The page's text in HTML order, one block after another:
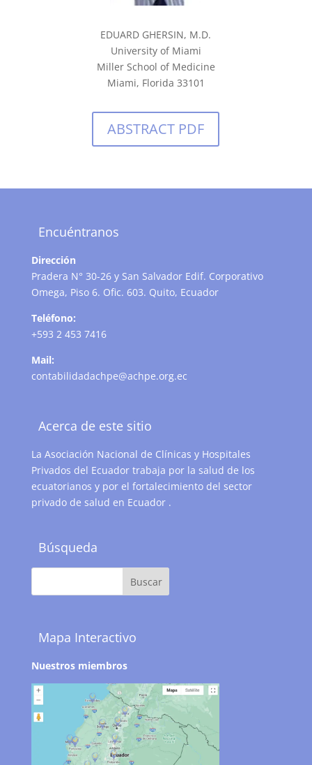
EDUARD GHERSIN, M.D.
University of Miami
Miller School of Medicine
Miami, Florida 33101
ABSTRACT PDF
Encuéntranos
Dirección
Pradera N° 30-26 y San Salvador Edif. Corporativo
Omega, Piso 6. Ofic. 603. Quito, Ecuador
Teléfono:
+593 2 453 7416
Mail:
contabilidadachpe@achpe.org.ec
Acerca de este sitio
La Asociación Nacional de Clínicas y Hospitales
Privados del Ecuador trabaja por la salud de los
ecuatorianos y por el fortalecimiento del sector
privado de salud en Ecuador .
Búsqueda
Mapa Interactivo
Nuestros miembros